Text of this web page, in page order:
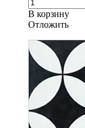
В корзину
Oтложить